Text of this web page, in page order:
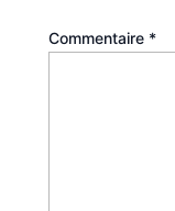
Commentaire *